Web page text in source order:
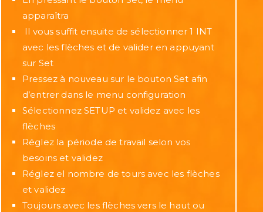
apparaîtra
Il vous suffit ensuite de sélectionner 1 INT
avec les flèches et de valider en appuyant
sur Set
Pressez à nouveau sur le bouton Set afin
d’entrer dans le menu configuration
Sélectionnez SETUP et validez avec les
flèches
Réglez la période de travail selon vos
besoins et validez
Réglez el nombre de tours avec les flèches
et validez
Toujours avec les flèches vers le haut ou